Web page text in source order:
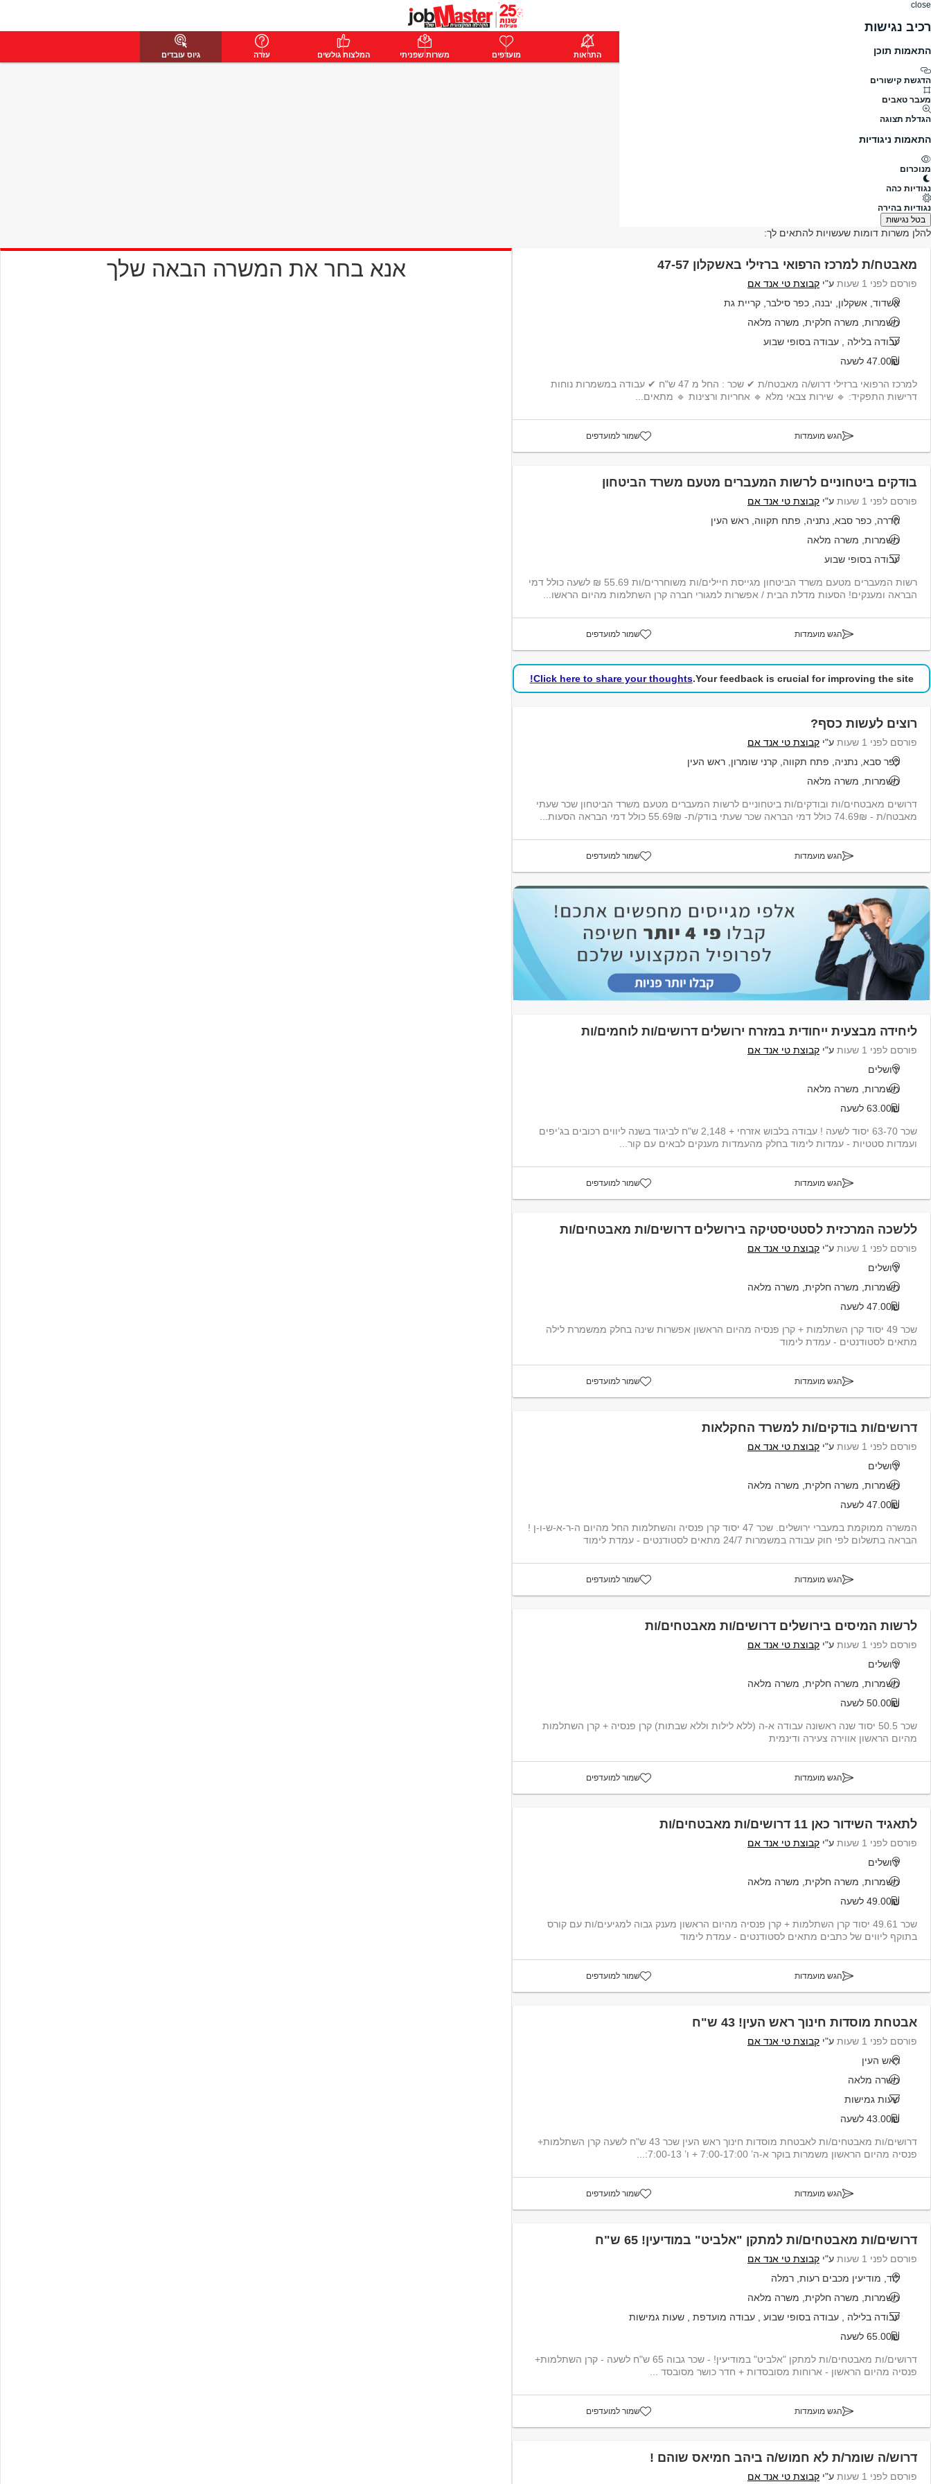
close
רכיב נגישות
התאמות תוכן
הדגשת קישורים
מעבר טאבים
הגדלת תצוגה
התאמות ניגודיות
מנוכרום
נגודיות כהה
נגודיות בהירה
בטל נגישות
פרימיום התחבר התראות מועדפים משרות שפניתי המלצות גולשים עזרה גיוס עובדים
דרושים
צוות 3 דרושים, עמוד 2
גודל חברה
1001-5000
אבטחה וחקירות
לא מצאנו משרות רלוונטיות בחברת: צוות 3
להלן משרות דומות שעשויות להתאים לך:
מאבטח/ת למרכז הרפואי ברזילי באשקלון 47-57
פורסם לפני 1 שעות ע"י קבוצת טי אנד אם
אשדוד, אשקלון, יבנה, כפר סילבר, קריית גת
משמרות, משרה חלקית, משרה מלאה
עבודה בלילה
עבודה בסופי שבוע
47.00₪ לשעה
למרכז הרפואי ברזילי דרוש/ה מאבטח/ת ✔ שכר : החל מ 47 ש"ח ✔ עבודה במשמרות נוחות
דרישות התפקיד: 🔹 שירות צבאי מלא 🔹 אחריות ורצינות 🔹 מתאים...
הגש מועמדות שמור למועדפים
בודקים ביטחוניים לרשות המעברים מטעם משרד הביטחון
פורסם לפני 1 שעות ע"י קבוצת טי אנד אם
חדרה, כפר סבא, נתניה, פתח תקווה, ראש העין
משמרות, משרה מלאה
עבודה בסופי שבוע
רשות המעברים מטעם משרד הביטחון מגייסת חיילים/ות משוחררים/ות 55.69 ₪ לשעה כולל דמי
הבראה ומענקים! הסעות מדלת הבית / אפשרות למגורי חברה קרן השתלמות מהיום הראשו...
הגש מועמדות שמור למועדפים
Your feedback is crucial for improving the site.
Click here to share your thoughts!
רוצים לעשות כסף?
פורסם לפני 1 שעות ע"י קבוצת טי אנד אם
כפר סבא, נתניה, פתח תקווה, קרני שומרון, ראש העין
משמרות, משרה מלאה
דרושים מאבטחים/ות ובודקים/ות ביטחוניים לרשות המעברים מטעם משרד הביטחון שכר שעתי
מאבטח/ת - 74.69₪ כולל דמי הבראה שכר שעתי בודק/ת- 55.69₪ כולל דמי הבראה הסעות...
הגש מועמדות שמור למועדפים
ליחידה מבצעית ייחודית במזרח ירושלים דרושים/ות לוחמים/ות
פורסם לפני 1 שעות ע"י קבוצת טי אנד אם
ירושלים
משמרות, משרה מלאה
63.00₪ לשעה
שכר 63-70 יסוד לשעה ! עבודה בלבוש אזרחי + 2,148 ש"ח לביגוד בשנה ליווים רכובים בג’יפים
ועמדות סטטיות - עמדות לימוד בחלק מהעמדות מענקים לבאים עם קור...
הגש מועמדות שמור למועדפים
ללשכה המרכזית לסטטיסטיקה בירושלים דרושים/ות מאבטחים/ות
פורסם לפני 1 שעות ע"י קבוצת טי אנד אם
ירושלים
משמרות, משרה חלקית, משרה מלאה
47.00₪ לשעה
שכר 49 יסוד קרן השתלמות + קרן פנסיה מהיום הראשון אפשרות שינה בחלק ממשמרת לילה
מתאים לסטודנטים - עמדת לימוד
הגש מועמדות שמור למועדפים
דרושים/ות בודקים/ות למשרד החקלאות
פורסם לפני 1 שעות ע"י קבוצת טי אנד אם
ירושלים
משמרות, משרה חלקית, משרה מלאה
47.00₪ לשעה
המשרה ממוקמת במעברי ירושלים. שכר 47 יסוד קרן פנסיה והשתלמות החל מהיום ה-ר-א-ש-ו-ן !
הבראה בתשלום לפי חוק עבודה במשמרות 24/7 מתאים לסטודנטים - עמדת לימוד
הגש מועמדות שמור למועדפים
לרשות המיסים בירושלים דרושים/ות מאבטחים/ות
פורסם לפני 1 שעות ע"י קבוצת טי אנד אם
ירושלים
משמרות, משרה חלקית, משרה מלאה
50.00₪ לשעה
שכר 50.5 יסוד שנה ראשונה עבודה א-ה (ללא לילות וללא שבתות) קרן פנסיה + קרן השתלמות
מהיום הראשון אווירה צעירה ודינמית
הגש מועמדות שמור למועדפים
לתאגיד השידור כאן 11 דרושים/ות מאבטחים/ות
פורסם לפני 1 שעות ע"י קבוצת טי אנד אם
ירושלים
משמרות, משרה חלקית, משרה מלאה
49.00₪ לשעה
שכר 49.61 יסוד קרן השתלמות + קרן פנסיה מהיום הראשון מענק גבוה למגיעים/ות עם קורס
בתוקף ליווים של כתבים מתאים לסטודנטים - עמדת לימוד
הגש מועמדות שמור למועדפים
אבטחת מוסדות חינוך ראש העין! 43 ש"ח
פורסם לפני 1 שעות ע"י קבוצת טי אנד אם
ראש העין
משרה מלאה
שעות גמישות
43.00₪ לשעה
דרושים/ות מאבטחים/ות לאבטחת מוסדות חינוך ראש העין שכר 43 ש"ח לשעה קרן השתלמות+
פנסיה מהיום הראשון משמרות בוקר א-ה’ 7:00-17:00 + ו’ 7:00-13:...
הגש מועמדות שמור למועדפים
דרושים/ות מאבטחים/ות למתקן "אלביט" במודיעין! 65 ש"ח
פורסם לפני 1 שעות ע"י קבוצת טי אנד אם
לוד, מודיעין מכבים רעות, רמלה
משמרות, משרה חלקית, משרה מלאה
עבודה בלילה
עבודה בסופי שבוע עבודה מועדפת
שעות גמישות
65.00₪ לשעה
דרושים/ות מאבטחים/ות למתקן "אלביט" במודיעין! - שכר גבוה 65 ש"ח לשעה - קרן השתלמות+
פנסיה מהיום הראשון - ארוחות מסובסדות + חדר כושר מסובסד ...
הגש מועמדות שמור למועדפים
דרוש/ה שומר/ת לא חמוש/ה ביהב חמיאס שוהם !
פורסם לפני 1 שעות ע"י קבוצת טי אנד אם
אנא בחר את המשרה הבאה שלך